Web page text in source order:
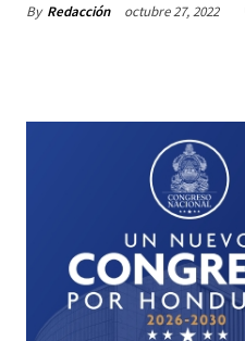
By Redacción octubre 27, 2022